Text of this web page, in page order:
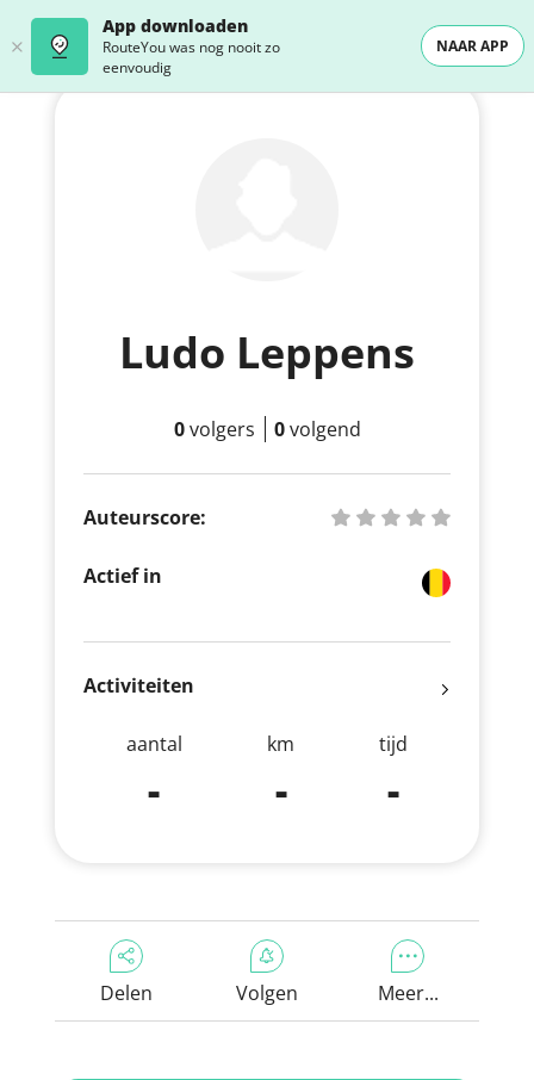
App downloaden
RouteYou was nog nooit zo
eenvoudig
NAAR APP
Ludo Leppens
0volgers 0volgend
Auteurscore:
Actief in
Activiteiten
aantal
-
km
-
tijd
-
Delen Volgen Meer...